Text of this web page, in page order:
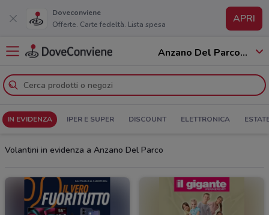
Doveconviene
Offerte. Carte fedeltà. Lista spesa
APRI
Anzano Del Parco - 22040
IN EVIDENZA IPER E SUPER DISCOUNT ELETTRONICA
Volantini in evidenza a Anzano Del Parco